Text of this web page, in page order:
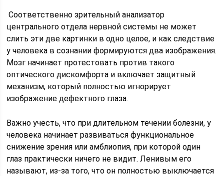
Соответственно зрительный анализатор
центрального отдела нервной системы не может
слить эти две картинки в одно целое, и как следствие
у человека в сознании формируются два изображения.
Мозг начинает протестовать против такого
оптического дискомфорта и включает защитный
механизм, который полностью игнорирует
изображение дефектного глаза.
Важно учесть, что при длительном течении болезни, у
человека начинает развиваться функциональное
снижение зрения или амблиопия, при которой один
глаз практически ничего не видит. Ленивым его
называют, из-за того, что он полностью выключается